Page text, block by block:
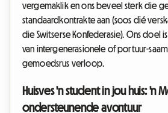
vergemaklik en ons beveel sterk die
standaardkontrakte aan (soos dié
die Switserse Konfederasie). Ons doel
van intergenerasionele of portuur-
gemoedsrus verloop.
Huisves 'n student in jou huis: 'n
ondersteunende avontuur